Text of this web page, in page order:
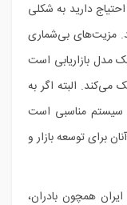
دارید به شکلی
مزیت‌های بی‌شماری
مدل بازاریابی است
می‌کند. البته اگر به
مناسبی است
برای توسعه بازار و
همچون بادران،